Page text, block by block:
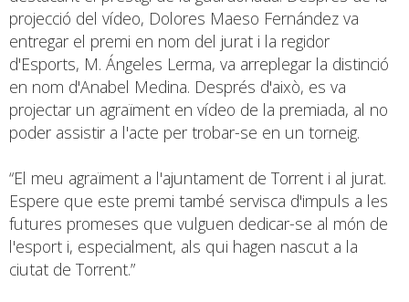
projecció del vídeo, Dolores Maeso Fernández va
entregar el premi en nom del jurat i la regidor
d'Esports, M. Ángeles Lerma, va arreplegar la distinció
en nom d'Anabel Medina. Després d'això, es va
projectar un agraïment en vídeo de la premiada, al no
poder assistir a l'acte per trobar-se en un torneig.
“El meu agraïment a l'ajuntament de Torrent i al jurat.
Espere que este premi també servisca d'impuls a les
futures promeses que vulguen dedicar-se al món de
l'esport i, especialment, als qui hagen nascut a la
ciutat de Torrent.”